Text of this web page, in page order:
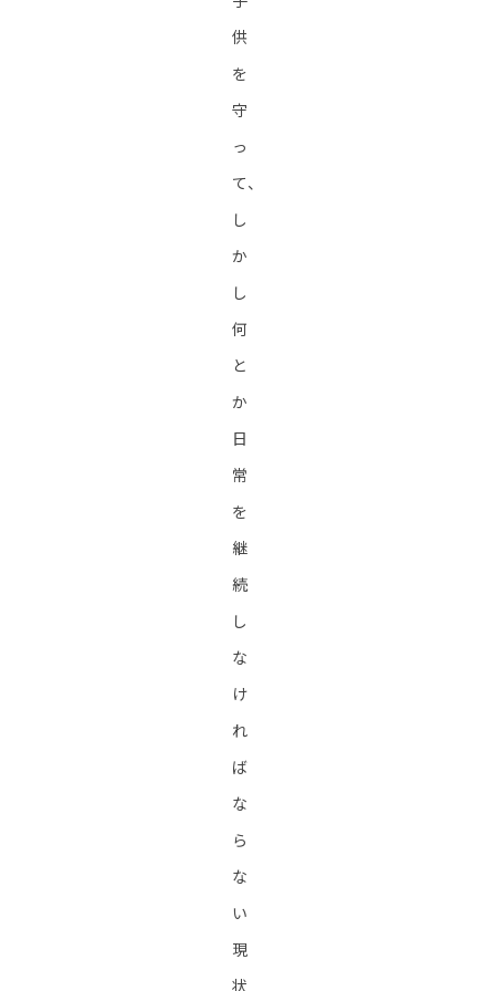
供
を
守
っ
て、
し
か
し
何
と
か
日
常
を
継
続
し
な
け
れ
ば
な
ら
な
い
現
状